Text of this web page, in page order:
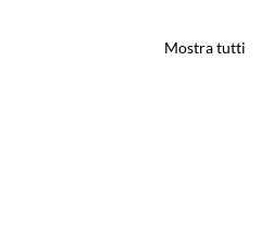
Mostra tutti